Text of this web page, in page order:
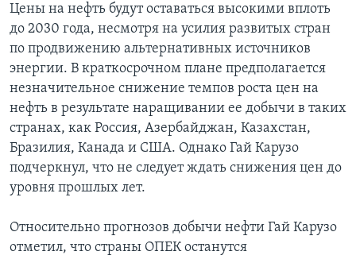
Цены на нефть будут оставаться высокими вплоть
до 2030 года, несмотря на усилия развитых стран
по продвижению альтернативных источников
энергии. В краткосрочном плане предполагается
незначительное снижение темпов роста цен на
нефть в результате наращивании ее добычи в таких
странах, как Россия, Азербайджан, Казахстан,
Бразилия, Канада и США. Однако Гай Карузо
подчеркнул, что не следует ждать снижения цен до
уровня прошлых лет.
Относительно прогнозов добычи нефти Гай Карузо
отметил, что страны ОПЕК останутся